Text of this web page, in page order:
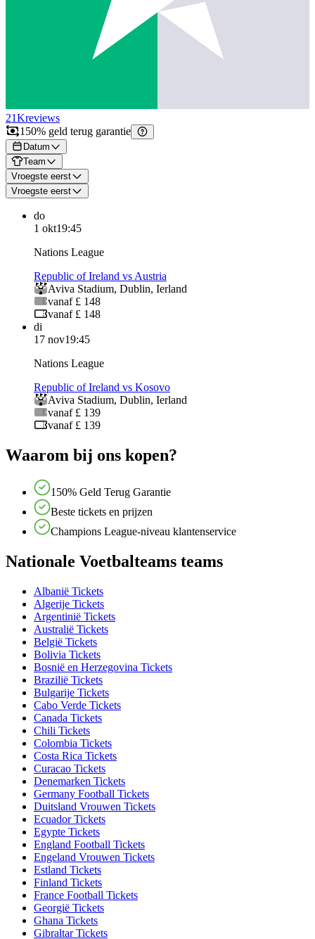
21Kreviews
150% geld terug garantie
Datum
Team
Vroegste eerst
Vroegste eerst
do
1 okt19:45
Nations League
Republic of Ireland vs Austria
Aviva Stadium, Dublin, Ierland
vanaf £ 148
vanaf £ 148
di
17 nov19:45
Nations League
Republic of Ireland vs Kosovo
Aviva Stadium, Dublin, Ierland
vanaf £ 139
vanaf £ 139
Waarom bij ons kopen?
150% Geld Terug Garantie
Beste tickets en prijzen
Champions League-niveau klantenservice
Nationale Voetbalteams teams
Albanië Tickets
Algerije Tickets
Argentinië Tickets
Australië Tickets
België Tickets
Bolivia Tickets
Bosnië en Herzegovina Tickets
Brazilië Tickets
Bulgarije Tickets
Cabo Verde Tickets
Canada Tickets
Chili Tickets
Colombia Tickets
Costa Rica Tickets
Curacao Tickets
Denemarken Tickets
Germany Football Tickets
Duitsland Vrouwen Tickets
Ecuador Tickets
Egypte Tickets
England Football Tickets
Engeland Vrouwen Tickets
Estland Tickets
Finland Tickets
France Football Tickets
Georgië Tickets
Ghana Tickets
Gibraltar Tickets